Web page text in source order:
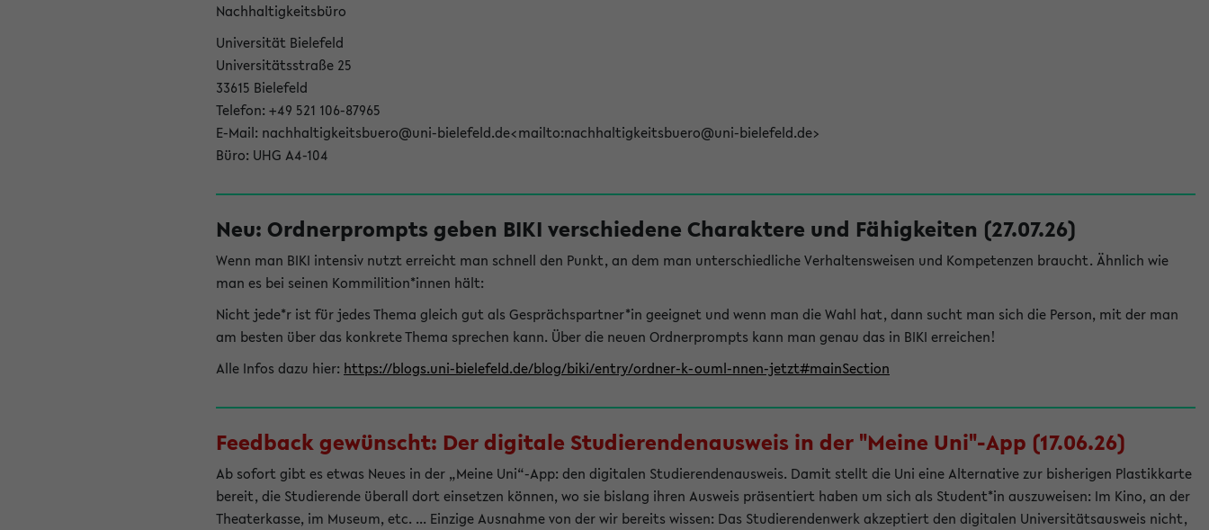
Nachhaltigkeitsbüro
Universität Bielefeld
Universitätsstraße 25
33615 Bielefeld
Telefon: +49 521 106-87965
E-Mail: nachhaltigkeitsbuero@uni-bielefeld.de<mailto:nachhaltigkeitsbuero@uni-bielefeld.de>
Büro: UHG A4-104
Neu: Ordnerprompts geben BIKI verschiedene Charaktere und Fähigkeiten (27.07.26)
Wenn man BIKI intensiv nutzt erreicht man schnell den Punkt, an dem man unterschiedliche Verhaltensweisen und Kompetenzen braucht. Ähnlich wie
man es bei seinen Kommilition*innen hält:
Nicht jede*r ist für jedes Thema gleich gut als Gesprächspartner*in geeignet und wenn man die Wahl hat, dann sucht man sich die Person, mit der man
am besten über das konkrete Thema sprechen kann. Über die neuen Ordnerprompts kann man genau das in BIKI erreichen!
Alle Infos dazu hier: https://blogs.uni-bielefeld.de/blog/biki/entry/ordner-k-ouml-nnen-jetzt#mainSection
Feedback gewünscht: Der digitale Studierendenausweis in der "Meine Uni"-App (17.06.26)
Ab sofort gibt es etwas Neues in der „Meine Uni“-App: den digitalen Studierendenausweis. Damit stellt die Uni eine Alternative zur bisherigen Plastikkarte
bereit, die Studierende überall dort einsetzen können, wo sie bislang ihren Ausweis präsentiert haben um sich als Student*in auszuweisen: Im Kino, an der
Theaterkasse, im Museum, etc. ... Einzige Ausnahme von der wir bereits wissen: Das Studierendenwerk akzeptiert den digitalen Universitätsausweis nicht,